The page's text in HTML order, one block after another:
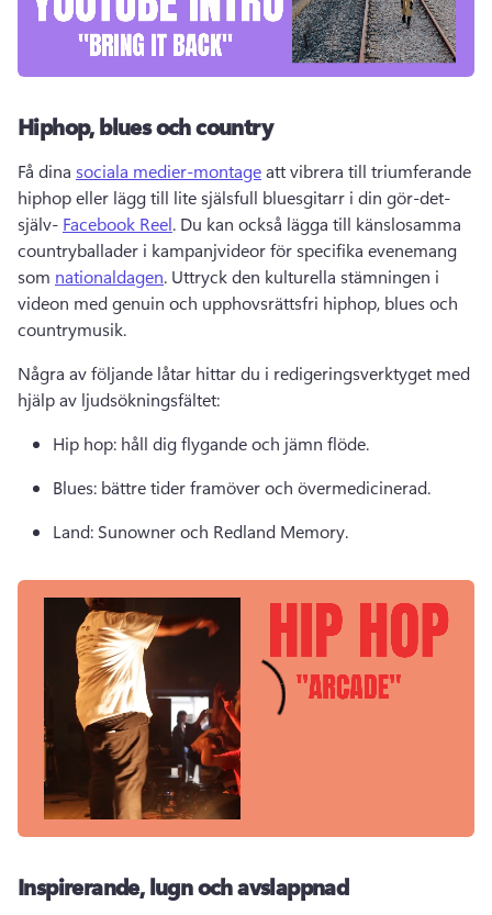
Hiphop, blues och country
Få dina sociala medier-montage att vibrera till triumferande
hiphop eller lägg till lite själsfull bluesgitarr i din gör-det-
själv- Facebook Reel. Du kan också lägga till känslosamma
countryballader i kampanjvideor för specifika evenemang
som nationaldagen. Uttryck den kulturella stämningen i
videon med genuin och upphovsrättsfri hiphop, blues och
countrymusik.
Några av följande låtar hittar du i redigeringsverktyget med
hjälp av ljudsökningsfältet:
Hip hop: håll dig flygande och jämn flöde.
Blues: bättre tider framöver och övermedicinerad.
Land: Sunowner och Redland Memory.
Inspirerande, lugn och avslappnad